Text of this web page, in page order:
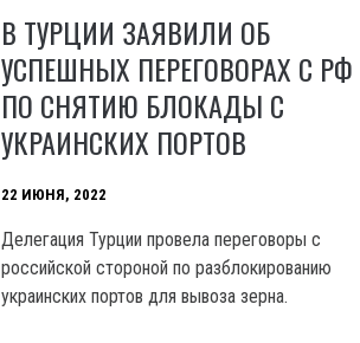
В ТУРЦИИ ЗАЯВИЛИ ОБ
УСПЕШНЫХ ПЕРЕГОВОРАХ С РФ
ПО СНЯТИЮ БЛОКАДЫ С
УКРАИНСКИХ ПОРТОВ
22 ИЮНЯ, 2022
Делегация Турции провела переговоры с
российской стороной по разблокированию
украинских портов для вывоза зерна.